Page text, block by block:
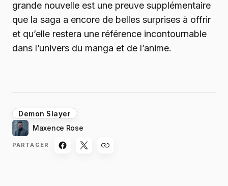
grande nouvelle est une preuve supplémentaire
que la saga a encore de belles surprises à offrir
et qu’elle restera une référence incontournable
dans l’univers du manga et de l’anime.
Demon Slayer
Maxence Rose
PARTAGER